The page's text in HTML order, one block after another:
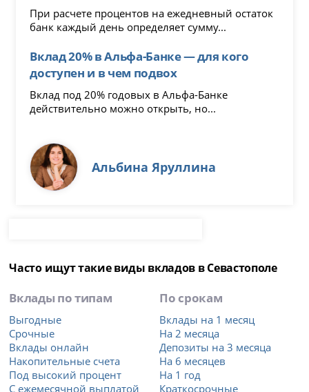
При расчете процентов на ежедневный остаток
банк каждый день определяет сумму...
Вклад 20% в Альфа-Банке — для кого
доступен и в чем подвох
Вклад под 20% годовых в Альфа-Банке
действительно можно открыть, но...
Альбина Яруллина
Часто ищут такие виды вкладов в Севастополе
Вклады по типам
Выгодные
Срочные
Вклады онлайн
Накопительные счета
Под высокий процент
С ежемесячной выплатой
По срокам
Вклады на 1 месяц
На 2 месяца
Депозиты на 3 месяца
На 6 месяцев
На 1 год
Краткосрочные